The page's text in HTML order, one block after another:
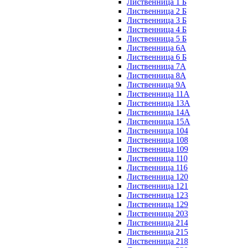
Лиственница 1 Б
Лиственница 2 Б
Лиственница 3 Б
Лиственница 4 Б
Лиственница 5 Б
Лиственница 6А
Лиственница 6 Б
Лиственница 7А
Лиственница 8А
Лиственница 9А
Лиственница 11А
Лиственница 13А
Лиственница 14А
Лиственница 15А
Лиственница 104
Лиственница 108
Лиственница 109
Лиственница 110
Лиственница 116
Лиственница 120
Лиственница 121
Лиственница 123
Лиственница 129
Лиственница 203
Лиственница 214
Лиственница 215
Лиственница 218